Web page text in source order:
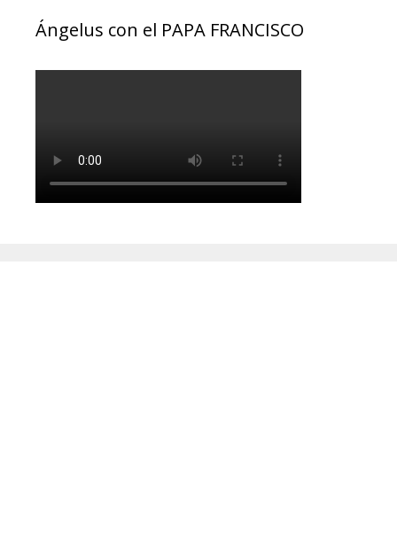
Ángelus con el PAPA FRANCISCO